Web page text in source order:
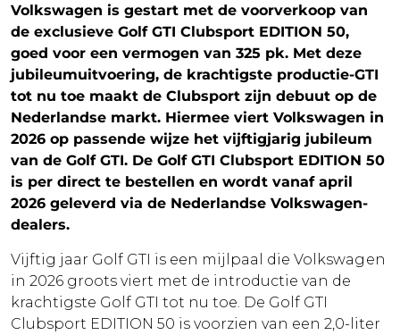
Volkswagen is gestart met de voorverkoop van
de exclusieve Golf GTI Clubsport EDITION 50,
goed voor een vermogen van 325 pk. Met deze
jubileumuitvoering, de krachtigste productie-GTI
tot nu toe maakt de Clubsport zijn debuut op de
Nederlandse markt. Hiermee viert Volkswagen in
2026 op passende wijze het vijftigjarig jubileum
van de Golf GTI. De Golf GTI Clubsport EDITION 50
is per direct te bestellen en wordt vanaf april
2026 geleverd via de Nederlandse Volkswagen-
dealers.
Vijftig jaar Golf GTI is een mijlpaal die Volkswagen
in 2026 groots viert met de introductie van de
krachtigste Golf GTI tot nu toe. De Golf GTI
Clubsport EDITION 50 is voorzien van een 2,0-liter